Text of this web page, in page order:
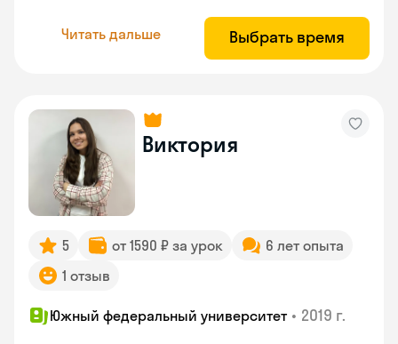
Читать дальше Выбрать время
Виктория
5 от 1590 ₽ за урок
6 лет опыта
1 отзыв
Южный федеральный университет • 2019 г.